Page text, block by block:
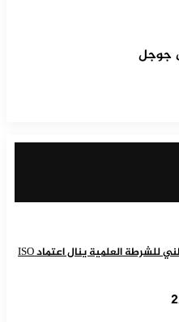
جوجل
إنجاز جديد للأمن الوطني.. المختبر الوطني للشرطة العلمية ينال اعتماد ISO